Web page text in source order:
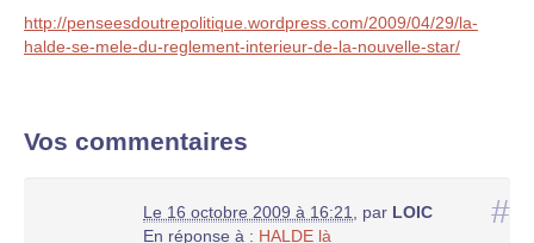
http://penseesdoutrepolitique.wordpress.com/2009/04/29/la-
halde-se-mele-du-reglement-interieur-de-la-nouvelle-star/
Vos commentaires
#
Le 16 octobre 2009 à 16:21 par LOIC
En réponse à : HALDE là